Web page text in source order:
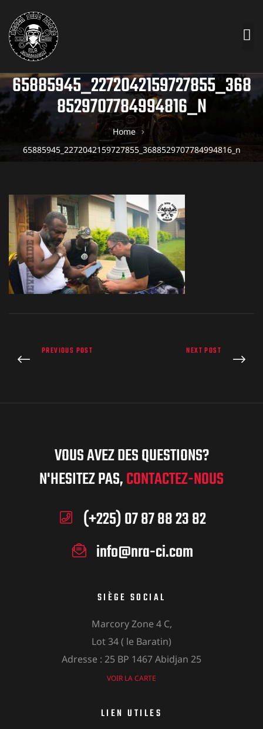
65885945_2272042159727855_368
8529707784994816_N
Home
65885945_2272042159727855_3688529707784994816_n
PREVIOUS POST NEXT POST
VOUS AVEZ DES QUESTIONS?
N'HESITEZ PAS,CONTACTEZ-NOUS
(+225) 07 87 88 23 82
info@nra-ci.com
SIÈGE SOCIAL
Marcory Zone 4 C,
Lot 34 ( le Baratin)
Adresse : 25 BP 1467 Abidjan 25
VOIR LA CARTE
LIEN UTILES